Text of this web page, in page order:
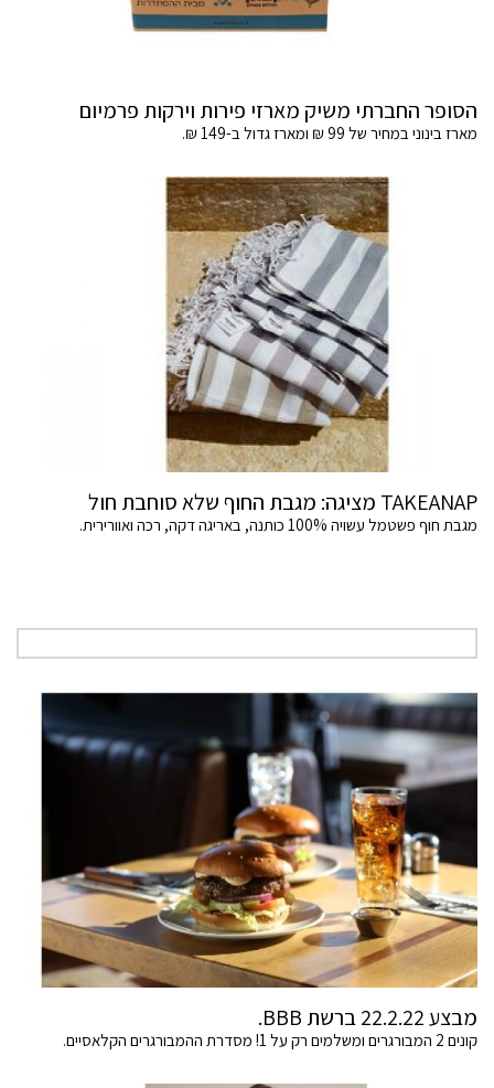
הסופר החברתי משיק מארזי פירות וירקות פרמיום
מארז בינוני במחיר של 99 ₪ ומארז גדול ב-149 ₪.
TAKEANAP מציגה: מגבת החוף שלא סוחבת חול
מגבת חוף פשטמל עשויה 100% כותנה, באריגה דקה, רכה ואוורירית.
מבצע 22.2.22 ברשת BBB.
קונים 2 המבורגרים ומשלמים רק על 1! מסדרת ההמבורגרים הקלאסיים.